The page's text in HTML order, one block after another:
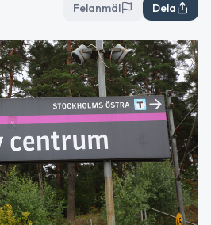
Felanmäl Dela